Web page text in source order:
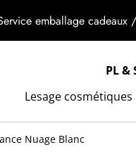
emballage
PL &
Lesage cosmétiques
Nuage Blanc